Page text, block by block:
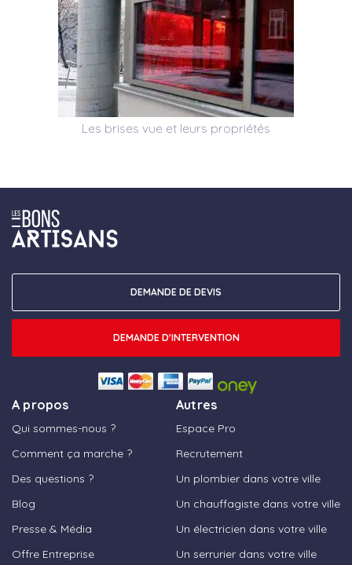
Les brises vue et leurs propriétés
A propos
Qui sommes-nous ?
Comment ça marche ?
Des questions ?
Blog
Presse & Média
Offre Entreprise
Autres
Espace Pro
Recrutement
Un plombier dans votre ville
Un chauffagiste dans votre ville
Un électricien dans votre ville
Un serrurier dans votre ville
DEMANDE DE DEVIS
DEMANDE D'INTERVENTION